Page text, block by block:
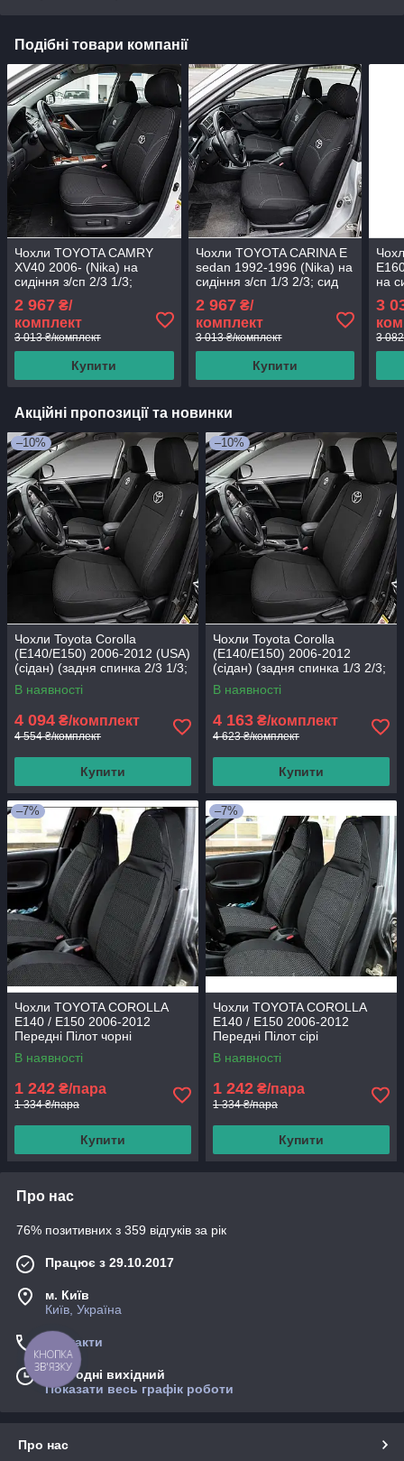
Подібні товари компанії
Чохли TOYOTA CAMRY
XV40 2006- (Nika) на
сидіння з/сп 2/3 1/3;
сидіння цільне; бочки;
задн-підлокітник; 5
2 967 ₴/
комплект
3 013 ₴/комплект
Купити
Чохли TOYOTA CARINA E
sedan 1992-1996 (Nika) на
сидіння з/сп 1/3 2/3; сид
цін; бочки; перед і зад
підлокіт;
2 967₴/
комплект
3 013 ₴/комплект
Купити
на
зад
3
3
Акційні пропозиції та новинки
–10%
Чохли Toyota Corolla
(E140/E150) 2006-2012 (USA)
(сідан) (задня спинка 2/3 1/3;
сидіння цільне; 5
В наявності
4 094 ₴/комплект
4 554 ₴/комплект
Купити
–10%
Чохли Toyota Corolla
(E140/E150) 2006-2012
(сідан) (задня спинка 1/3 2/3;
сидіння цільне; задній
В наявності
4 163 ₴/комплект
4 623 ₴/комплект
Купити
–7%
Чохли TOYOTA COROLLA
E140 / E150 2006-2012
Передні Пілот чорні
В наявності
1 242 ₴/пара
1 334 ₴/пара
Купити
–7%
Чохли TOYOTA COROLLA
E140 / E150 2006-2012
Передні Пілот сірі
В наявності
1 242 ₴/пара
1 334 ₴/пара
Купити
Про нас
76% позитивних з 359 відгуків за рік
Працює з 29.10.2017
м. Київ
Київ, Україна
Контакти
Сьогодні вихідний
Показати весь графік роботи
Про нас
КНОПКА
ЗВ'ЯЗКУ